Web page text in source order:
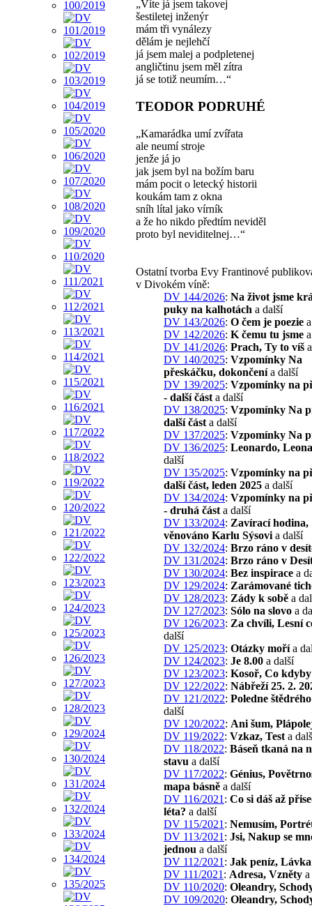
„Víte já jsem takovej
šestiletej inženýr
mám tři vynálezy
dělám je nejlehčí
já jsem malej a podpletenej
angličtinu jsem měl zítra
já se totiž neumím…“
TEODOR PODRUHÉ
„Kamarádka umí zvířata
ale neumí stroje
jenže já jo
jak jsem byl na božím baru
mám pocit o letecký historii
koukám tam z okna
sníh lítal jako vírník
a že ho nikdo předtím neviděl
proto byl neviditelnej…“
Ostatní tvorba Evy Frantinové
v Divokém víně:
DV 144/2026: Na život jsme
puky na kalhotách a další
DV 143/2026: O čem je poezie
DV 142/2026: K čemu tu jsme
DV 141/2026: Prach, Ty to víš
DV 140/2025: Vzpomínky Na
přeskáčku, dokončenía další
DV 139/2025: Vzpomínky na
- další část a další
DV 138/2025: Vzpomínky Na
další část a další
DV 137/2025: Vzpomínky Na
DV 136/2025: Leonardo,
další
DV 135/2025: Vzpomínky na
další část, leden 2025 a další
DV 134/2024: Vzpomínky na
- druhá část a další
DV 133/2024: Zavírací hodina,
věnováno Karlu Sýsovi a další
DV 132/2024: Brzo ráno v
DV 131/2024: Brzo ráno v
DV 130/2024: Bez inspirace a
DV 129/2024: Zarámované
DV 128/2023: Zády k sobě a
DV 127/2023: Sólo na slovo a
DV 126/2023: Za chvíli, Lesní
další
DV 125/2023: Otázky mořía
DV 124/2023: Je 8.00 a další
DV 123/2023: Kosoř, Co kdyby
DV 122/2022: Nábřeží 25. 2.
DV 121/2022: Poledne
další
DV 120/2022: Ani šum,
DV 119/2022: Vzkaz, Test a
DV 118/2022: Báseň tkaná na
stavu a další
DV 117/2022: Génius,
mapa básně a další
DV 116/2021 : Co si dáš až
léta? a další
DV 115/2021 : Nemusím,
DV 113/2021 : Jsi, Nakup se
jednou a další
DV 112/2021 : Jak peníz, Lávka
DV 111/2021 : Adresa, Vzněty
DV 110/2020: Oleandry,
DV 109/2020: Oleandry,